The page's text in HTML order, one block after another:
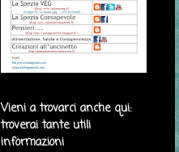
Vieni a trovarci anche qui:
troverai tante utili
informazioni